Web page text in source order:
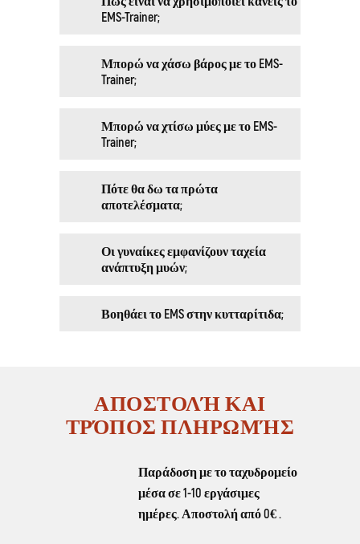
EMS-Trainer;
Μπορώ να χάσω βάρος με το EMS-
Trainer;
Μπορώ να χτίσω μύες με το EMS-
Trainer;
Πότε θα δω τα πρώτα
αποτελέσματα;
Οι γυναίκες εμφανίζουν ταχεία
ανάπτυξη μυών;
Βοηθάει το EMS στην κυτταρίτιδα;
ΑΠΟΣΤΟΛΉ ΚΑΙ
ΤΡΌΠΟΣ ΠΛΗΡΩΜΉΣ
Παράδοση με το ταχυδρομείο
μέσα σε 1-10 εργάσιμες
ημέρες. Αποστολή από0€ .